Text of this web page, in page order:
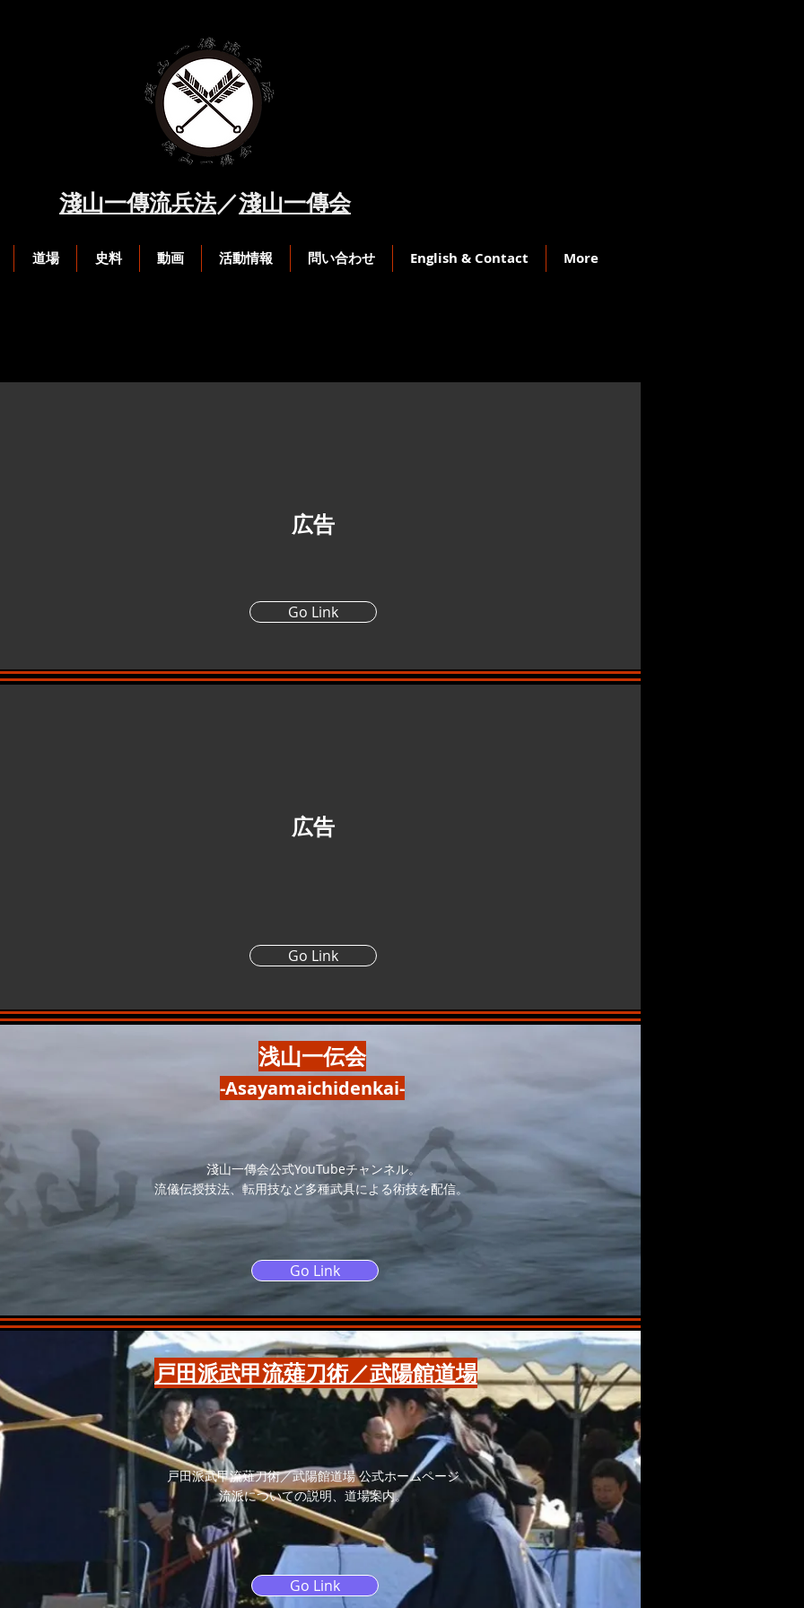
淺山一傳流兵法​／淺山一傳会
道場 史料 動画 活動情報 問い合わせ English & Contact More
広告
Go Link
広告
Go Link
浅山一伝会
-Asayamaichidenkai-
淺山一傳会公式YouTubeチャンネル。
流儀伝授技法、転用技など多種武具による術技を配信。
Go Link
戸田派武甲流薙刀術／武陽館道場
戸田派武甲流薙刀術／武陽館道場 公式ホームページ
​流派についての説明、道場案内。
Go Link